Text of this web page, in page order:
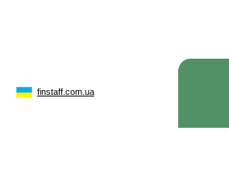
finstaff.com.ua